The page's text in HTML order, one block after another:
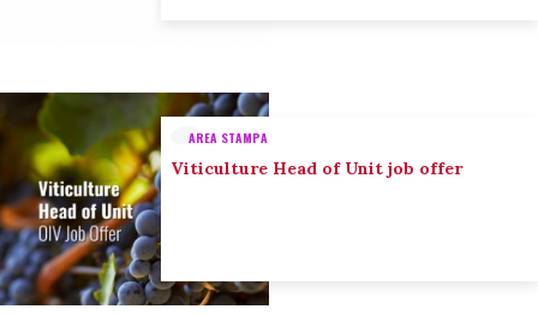
AREA STAMPA
Viticulture Head of Unit job offer